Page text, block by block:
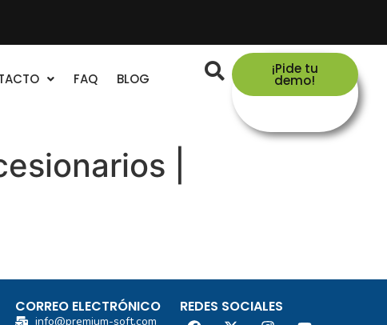
FAQ BLOG
¡Pide tu
demo!
|
CORREO ELECTRÓNICO
info@premium-soft.com
REDES SOCIALES